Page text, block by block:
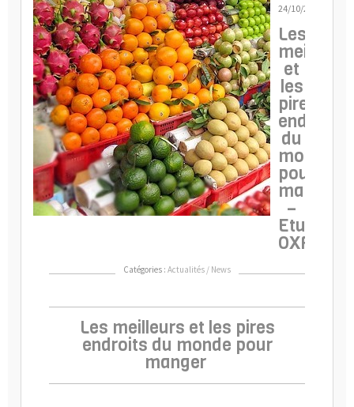
24/10/2015
Les
meilleurs
et
les
pires
endroits
du
monde
pour
manger
–
Etude
OXFAM
Catégories : Actualités / News
Les meilleurs et les pires
endroits du monde pour
manger